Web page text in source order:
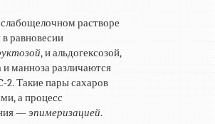
растворе
в равновесии
, и альдогексозой,
и манноза различаются
2. Такие пары сахаров
а процесс
—эпимеризацией.